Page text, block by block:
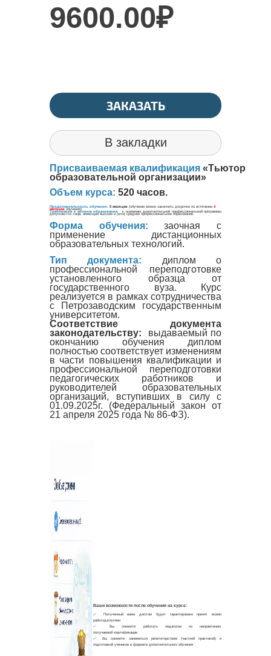
9600.00₽
ЗАКАЗАТЬ
В закладки
Присваиваемая квалификация «Тьютор
образовательной организации»
Объем курса: 520 часов.
Форма обучения: заочная с
применение дистанционных
образовательных технологий.
Тип документа:
диплом о
профессиональной переподготовке
установленного образца от
государственного вуза. Курс
реализуется в рамках сотрудничества
с Петрозаводским государственным
университетом.
Соответствие документа
законодательству: выдаваемый по
окончанию обучения диплом
полностью соответствует изменениям
в части повышения квалификации и
профессиональной переподготовки
педагогических работников и
руководителей образовательных
организаций, вступивших в силу с
01.09.2025г. (Федеральный закон от
21 апреля 2025 года № 86-ФЗ).